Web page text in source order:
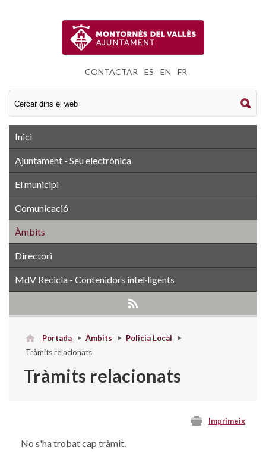
CONTACTAR ES EN FR
Inici
Ajuntament - Seu electrònica
El municipi
Comunicació
Àmbits
Directori
MdV Recicla - Contenidors intel·ligents
Portada Àmbits
Policia Local
Tràmits relacionats
Tràmits relacionats
Imprimeix
No s'ha trobat cap tràmit.